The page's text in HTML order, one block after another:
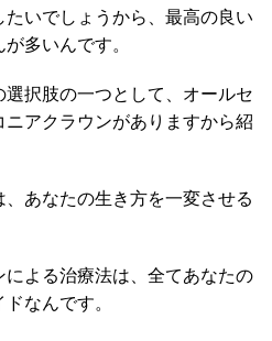
いでしょうから、最高の良い
多いんです。
択肢の一つとして、オールセ
アクラウンがありますから紹
あなたの生き方を一変させる
よる治療法は、全てあなたの
なんです。